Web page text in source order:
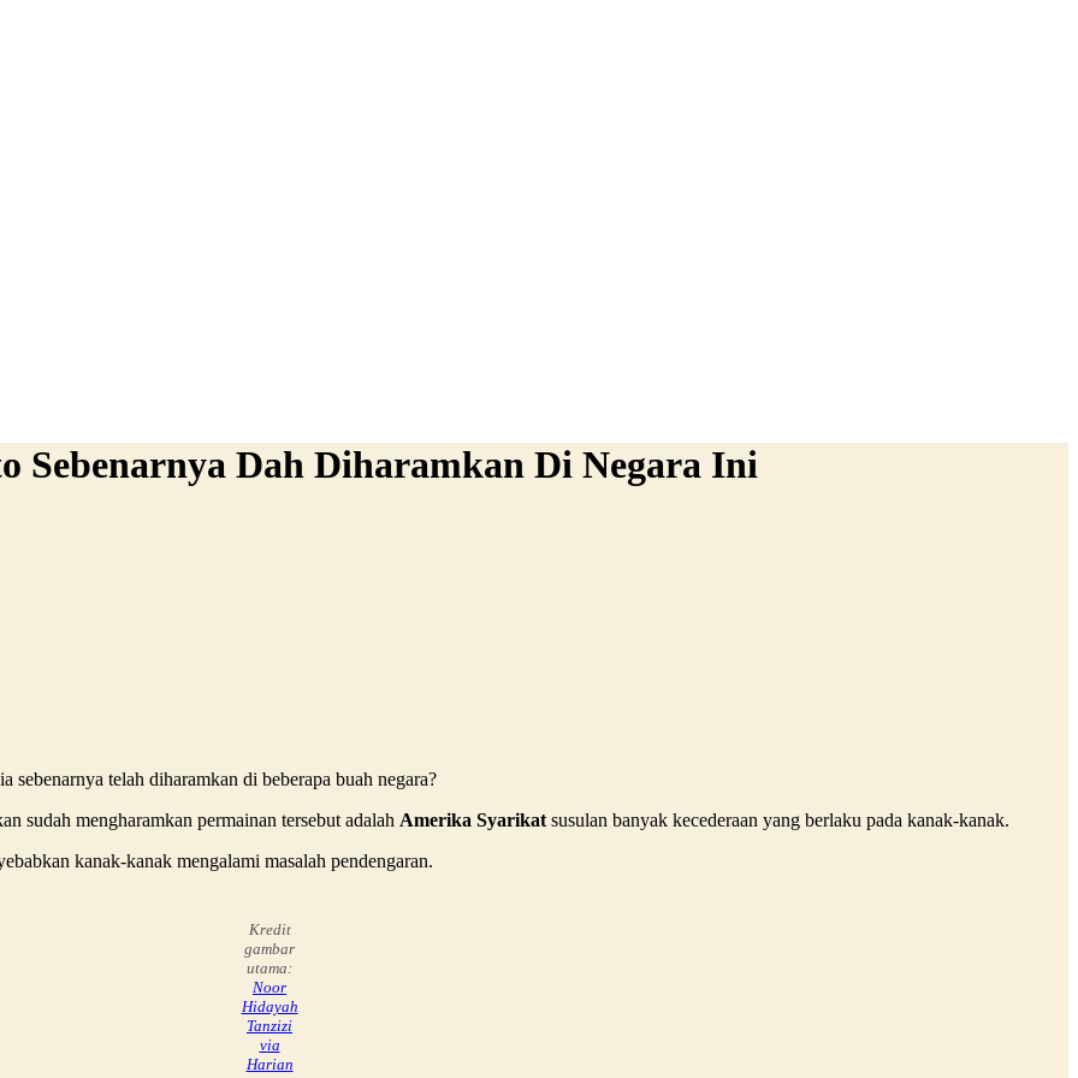
Sebenarnya Dah Diharamkan Di Negara Ini
telah diharamkan di beberapa buah negara?
sudah mengharamkan permainan tersebut adalah Amerika Syarikat susulan banyak kecederaan yang berlaku pada kanak-kanak.
kanak-kanak mengalami masalah pendengaran.
Kredit
gambar
utama:
Noor
Hidayah
Tanzizi
via
Harian